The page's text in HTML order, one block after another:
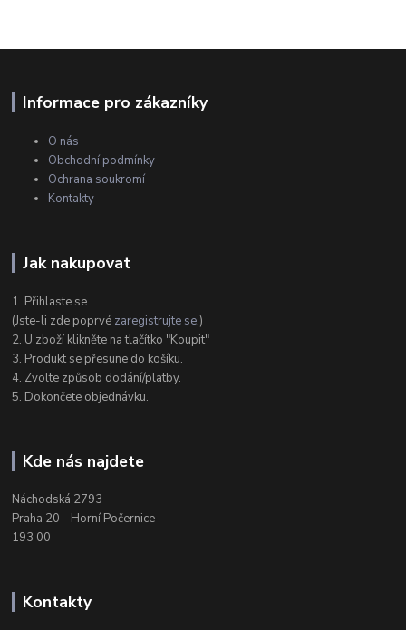
Informace pro zákazníky
O nás
Obchodní podmínky
Ochrana soukromí
Kontakty
Jak nakupovat
1. Přihlaste se.
(Jste-li zde poprvé zaregistrujte se.)
2. U zboží klikněte na tlačítko "Koupit"
3. Produkt se přesune do košíku.
4. Zvolte způsob dodání/platby.
5. Dokončete objednávku.
Kde nás najdete
Náchodská 2793
Praha 20 - Horní Počernice
193 00
Kontakty